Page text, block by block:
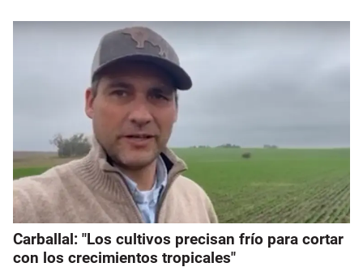
Carballal: "Los cultivos precisan frío para cortar
con los crecimientos tropicales"